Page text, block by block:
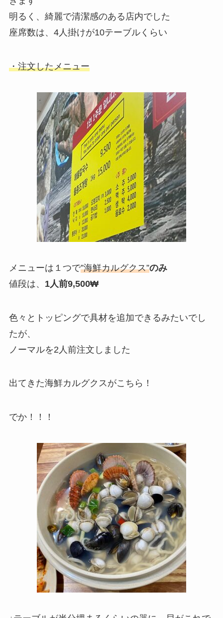
明るく、綺麗で清潔感のある店内でした
座席数は、4人掛けが10テーブルくらい
・注文したメニュー
メニューは１つで”海鮮カルグクス”のみ
値段は、 1人前9,500₩
色々とトッピングで具材を追加できるみたいでし
たが、
ノーマルを2人前注文しました
出てきた海鮮カルグクスがこちら！
でか！！！